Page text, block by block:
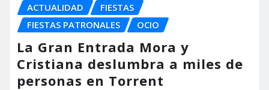
ACTUALIDAD
FIESTAS
FIESTAS PATRONALES
OCIO
La Gran Entrada Mora y
Cristiana deslumbra a miles de
personas en Torrent